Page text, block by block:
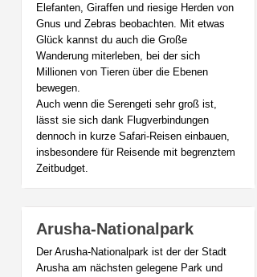
Elefanten, Giraffen und riesige Herden von
Gnus und Zebras beobachten. Mit etwas
Glück kannst du auch die Große
Wanderung miterleben, bei der sich
Millionen von Tieren über die Ebenen
bewegen.
Auch wenn die Serengeti sehr groß ist,
lässt sie sich dank Flugverbindungen
dennoch in kurze Safari-Reisen einbauen,
insbesondere für Reisende mit begrenztem
Zeitbudget.
Arusha-Nationalpark
Der Arusha-Nationalpark ist der der Stadt
Arusha am nächsten gelegene Park und